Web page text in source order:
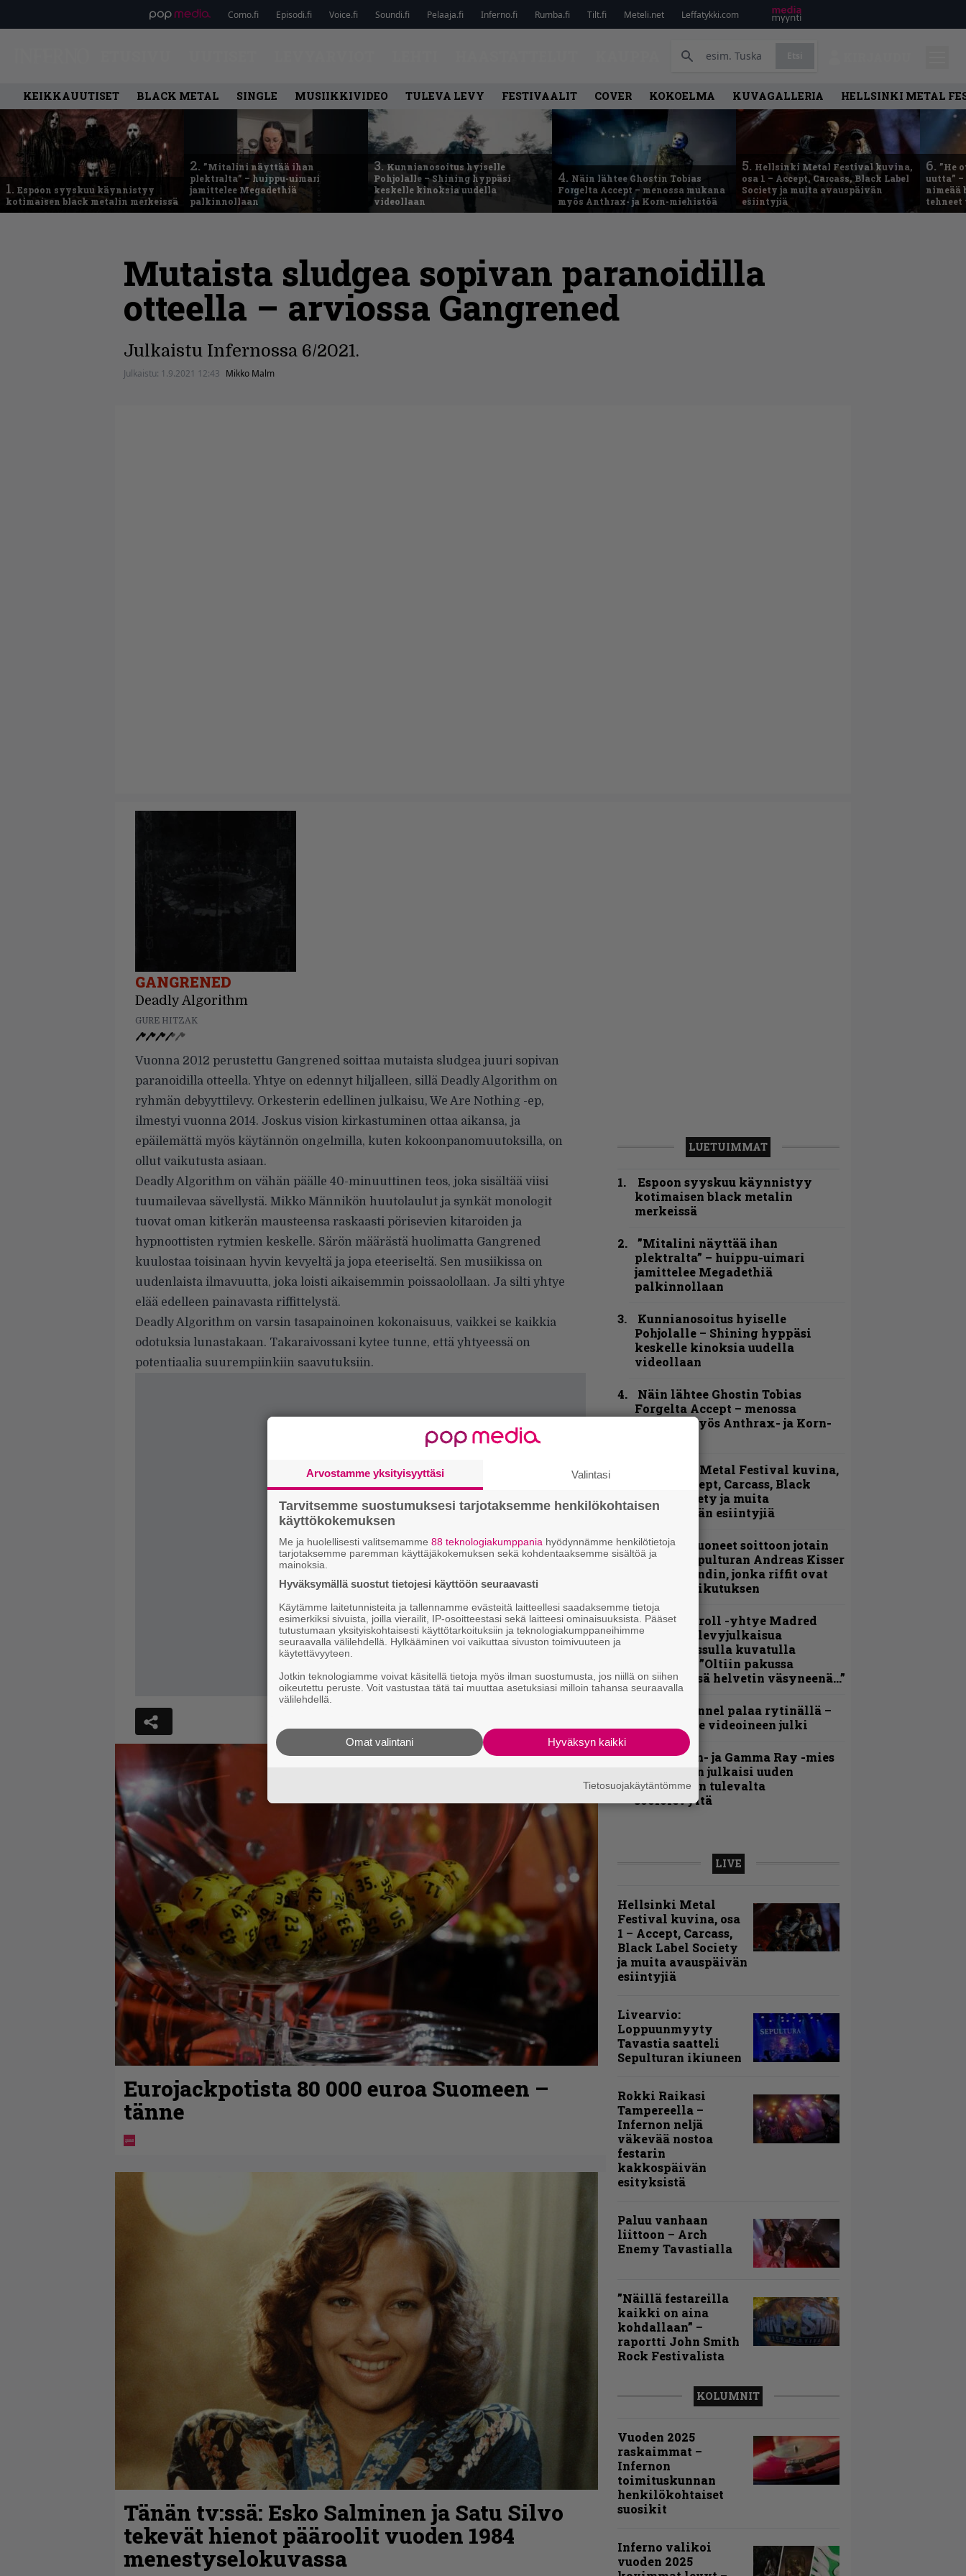
Como.fi Episodi.fi Voice.fi Soundi.fi Pelaaja.fi Inferno.fi Rumba.fi Tilt.fi Meteli.net Leffatykki.com
KEIKKAUUTISET BLACK METAL SINGLE MUSIIKKIVIDEO TULEVA LEVY FESTIVAALIT COVER KOKOELMA KUVAGALLERIA HELLSINKI METAL
1. Espoon syyskuu käynnistyy
kotimaisen black metalin merkeissä
2. ”Mitalini näyttää ihan
plektralta” – huippu-uimari
jamittelee Megadethiä
palkinnollaan
3. Kunnianosoitus hyiselle
Pohjolalle – Shining hyppäsi
keskelle kinoksia uudella
videollaan
4. Näin lähtee Ghostin Tobias
Forgelta Accept – menossa mukana
myös Anthrax- ja Korn-miehistöä
5. Hellsinki Metal Festival kuvina,
osa 1 – Accept, Carcass, Black Label
Society ja muita avauspäivän
esiintyjiä
6. ”He
uutta”
nimeää
Mutaista sludgea sopivan paranoidilla
otteella – arviossa Gangrened
Julkaistu Infernossa 6/2021.
Julkaistu: 1.9.2021 12:43 Mikko Malm
GANGRENED
Deadly Algorithm
GURE HITZAK
Vuonna 2012 perustettu Gangrened soittaa mutaista sludgea juuri sopivan
paranoidilla otteella. Yhtye on edennyt hiljalleen, sillä Deadly Algorithm on
ryhmän debyyttilevy. Orkesterin edellinen julkaisu, We Are Nothing -ep,
ilmestyi vuonna 2014. Joskus vision kirkastuminen ottaa aikansa, ja
epäilemättä myös käytännön ongelmilla, kuten kokoonpanomuutoksilla, on
ollut vaikutusta asiaan.
Deadly Algorithm on vähän päälle 40-minuuttinen teos, joka sisältää viisi
tuumailevaa sävellystä. Mikko Männikön huutolaulut ja synkät monologit
tuovat oman kitkerän mausteensa raskaasti pörisevien kitaroiden ja
hypnoottisten rytmien keskelle. Särön määrästä huolimatta Gangrened
kuulostaa toisinaan hyvin kevyeltä ja jopa eteeriseltä. Sen musiikissa on
uudenlaista ilmavuutta, joka loisti aikaisemmin poissaolollaan. Ja silti yhtye
elää edelleen painavasta riffittelystä.
Deadly Algorithm on varsin tasapainoinen kokonaisuus, vaikkei se kaikkia
odotuksia lunastakaan. Takaraivossani kytee tunne, että yhtyeessä on
potentiaalia suurempiinkiin saavutuksiin.
Eurojackpotista 80 000 euroa Suomeen –
tänne
Tänän tv:ssä: Esko Salminen ja Satu Silvo
tekevät hienot pääroolit vuoden 1984
menestyselokuvassa
LUETUIMMAT
Espoon syyskuu käynnistyy
kotimaisen black metalin
merkeissä
”Mitalini näyttää ihan
plektralta” – huippu-uimari
jamittelee Megadethiä
palkinnollaan
Kunnianosoitus hyiselle
Pohjolalle – Shining hyppäsi
keskelle kinoksia uudella
videollaan
Näin lähtee Ghostin Tobias
Forgelta Accept – menossa
mukana myös Anthrax- ja Korn-
Hellsinki Metal Festival kuvina,
osa 1 – Accept, Carcass, Black
Label Society ja muita
avauspäivän esiintyjiä
”He ovat tuoneet soittoon jotain
uutta” – Sepulturan Andreas Kisser
nimeää bändin, jonka riffit ovat
tehneet vaikutuksen
Thrash ’n’ roll -yhtye Madred
ryydittää levyjulkaisua
keikkareissulla kuvatulla
videolla – ”Oltiin pakussa
kusihädässä helvetin väsyneenä…”
Blind Channel palaa rytinällä –
tuplasingle videoineen julki
Helloween- ja Gamma Ray -mies
Kai Hansen julkaisi uuden
maistiaisen tulevalta
soololevyltä
LIVE
Hellsinki Metal
Festival kuvina, osa
1 – Accept, Carcass,
Black Label Society
ja muita avauspäivän
esiintyjiä
Livearvio:
Loppuunmyyty
Tavastia saatteli
Sepulturan ikiuneen
Rokki Raikasi
Tampereella –
Infernon neljä
väkevää nostoa
festarin
kakkospäivän
esityksistä
Paluu vanhaan
liittoon – Arch
Enemy Tavastialla
”Näillä festareilla
kaikki on aina
kohdallaan” –
raportti John Smith
Rock Festivalista
KOLUMNIT
Vuoden 2025
raskaimmat –
Infernon
toimituskunnan
henkilökohtaiset
suosikit
Inferno valikoi
vuoden 2025
Arvostamme yksityisyyttäsi Valintasi
Tarvitsemme suostumuksesi tarjotaksemme henkilökohtaisen
käyttökokemuksen
Me ja huolellisesti valitsemamme 88 teknologiakumppania hyödynnämme henkilötietoja
tarjotaksemme paremman käyttäjäkokemuksen sekä kohdentaaksemme sisältöä ja
mainoksia.
Hyväksymällä suostut tietojesi käyttöön seuraavasti
Käytämme laitetunnisteita ja tallennamme evästeitä laitteellesi saadaksemme tietoja
esimerkiksi sivuista, joilla vierailit, IP-osoitteestasi sekä laitteesi ominaisuuksista. Pääset
tutustumaan yksityiskohtaisesti käyttötarkoituksiin ja teknologiakumppaneihimme
seuraavalla välilehdellä. Hylkääminen voi vaikuttaa sivuston toimivuuteen ja
käytettävyyteen.
Jotkin teknologiamme voivat käsitellä tietoja myös ilman suostumusta, jos niillä on siihen
oikeutettu peruste. Voit vastustaa tätä tai muuttaa asetuksiasi milloin tahansa seuraavalla
välilehdellä.
Hyväksyn kaikki
Omat valintani
Tietosuojakäytäntömme